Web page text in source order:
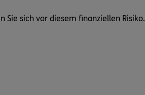
Sie sich vor diesem finanziellen Risiko.